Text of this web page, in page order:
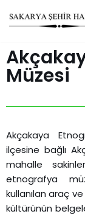
content
Müzesi
Akçakaya
ilçesine bağlı
mahalle
etnografya
kullanılan araç
kültürünün